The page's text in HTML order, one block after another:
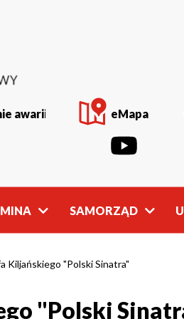
awarii eMapa
SAMORZĄD
Gminy
Młodzieżowa
Rada Gminy
Kiljańskiego "Polski Sinatra"
"Polski